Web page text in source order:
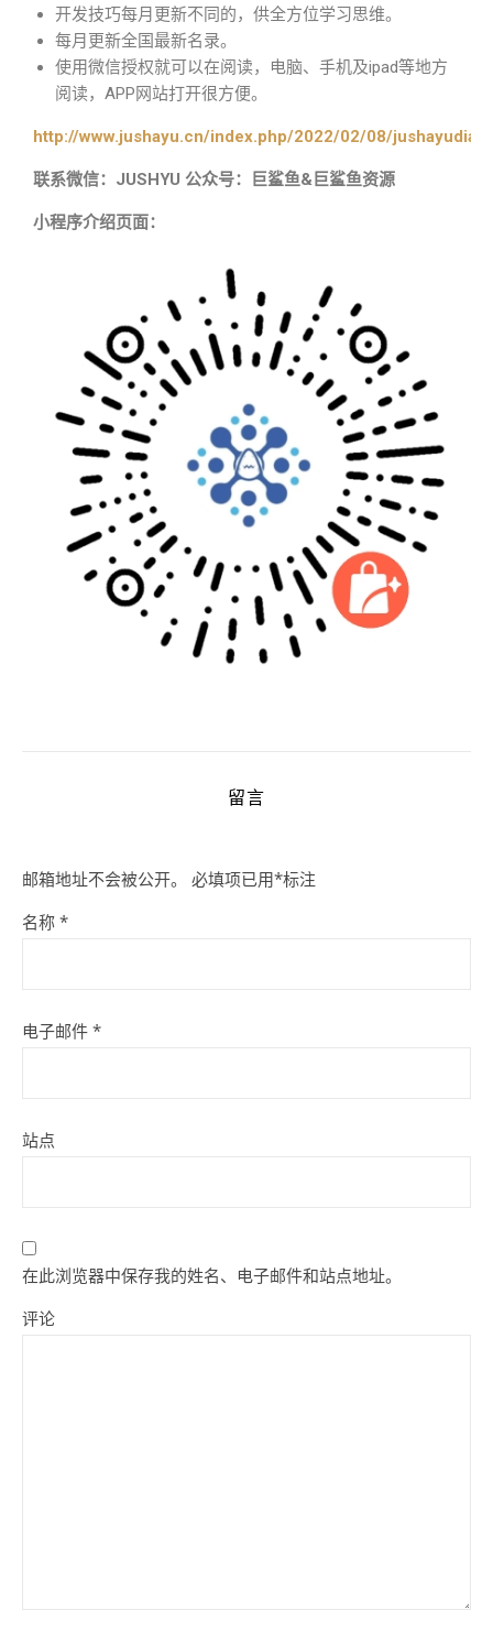
开发技巧每月更新不同的，供全方位学习思维。
每月更新全国最新名录。
使用微信授权就可以在阅读，电脑、手机及ipad等地方
阅读，APP网站打开很方便。
http://www.jushayu.cn/index.php/2022/02/08/
联系微信：JUSHYU 公众号：巨鲨鱼&巨鲨鱼资源
小程序介绍页面：
留言
邮箱地址不会被公开。 必填项已用*标注
名称 *
电子邮件 *
站点
在此浏览器中保存我的姓名、电子邮件和站点地址。
评论